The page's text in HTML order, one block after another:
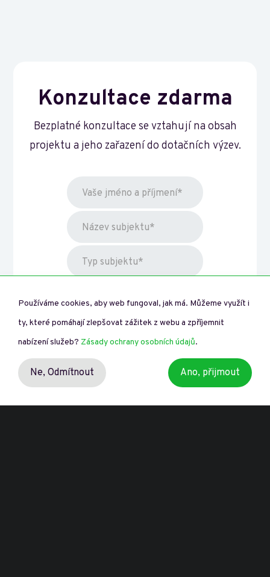
Konzultace zdarma
Bezplatné konzultace se vztahují na obsah
projektu a jeho zařazení do dotačních výzev.
Používáme cookies, aby web fungoval, jak má. Můžeme využít i
ty, které pomáhají zlepšovat zážitek z webu a zpříjemnit
nabízení služeb? Zásady ochrany osobních údajů.
Ne, Odmítnout Ano, přijmout